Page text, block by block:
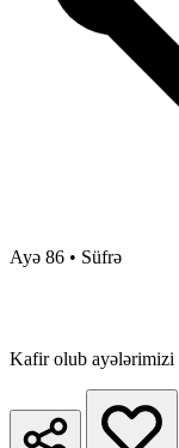
Ayə 86 • Süfrə
Kafir olub ayələrimizi